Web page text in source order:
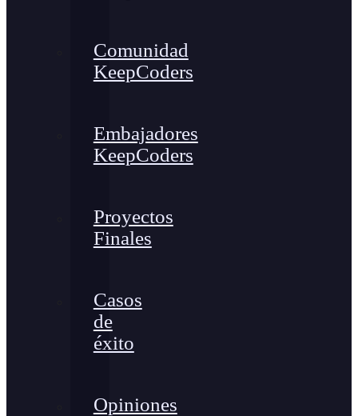
Comunidad
KeepCoders
Embajadores
KeepCoders
Proyectos
Finales
Casos
de
éxito
Opiniones